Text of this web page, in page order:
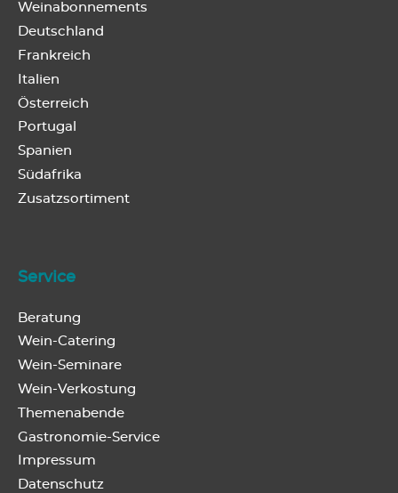
Weinabonnements
Deutschland
Frankreich
Italien
Österreich
Portugal
Spanien
Südafrika
Zusatzsortiment
Service
Beratung
Wein-Catering
Wein-Seminare
Wein-Verkostung
Themenabende
Gastronomie-Service
Impressum
Datenschutz